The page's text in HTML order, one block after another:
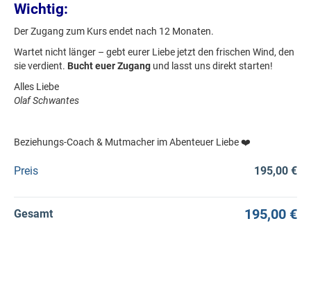
Wichtig:
Der Zugang zum Kurs endet nach 12 Monaten.
Wartet nicht länger – gebt eurer Liebe jetzt den frischen Wind, den
sie verdient. Bucht euer Zugang und lasst uns direkt starten!
Alles Liebe
Olaf Schwantes
Beziehungs-Coach & Mutmacher im Abenteuer Liebe ❤️
Preis 195,00 €
Gesamt 195,00 €